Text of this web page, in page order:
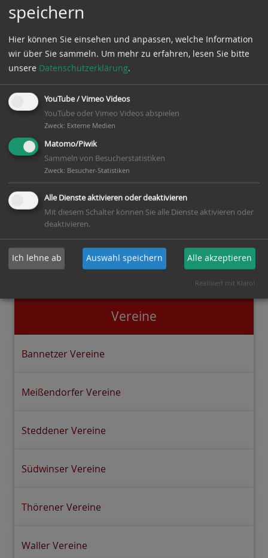
Sportfischerverein Wolthausen e.V.
Burkhard Hoppenstedt
Faßweg 49
29308
Winsen (Aller)
Telefon:
05143 665970
Mobiltelefon:0174 6223997
E-Mail:burkhard.hoppenstedt(at)sfv-
wolthausen.de
Gehe zur Website:Sportfischerverein Wolthausen
e.V.
Vereine
Bannetzer Vereine
Meißendorfer Vereine
Steddener Vereine
Südwinser Vereine
Thörener Vereine
Waller Vereine
speichern
Hier können Sie einsehen und anpassen, welche Information
wir über Sie sammeln. Um mehr zu erfahren, lesen Sie bitte
unsere Datenschutzerklärung.
YouTube / Vimeo Videos
YouTube oder Vimeo Videos abspielen
Zweck: Externe Medien
Matomo/Piwik
Sammeln von Besucherstatistiken
Zweck: Besucher-Statistiken
Alle Dienste aktivieren oder deaktivieren
Mit diesem Schalter können Sie alle Dienste aktivieren oder
deaktivieren.
Ich lehne ab Auswahl speichern Alle akzeptieren
Realisiert mit Klaro!